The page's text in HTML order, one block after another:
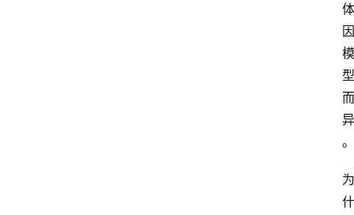
体
因
模
型
而
异
。
为
什